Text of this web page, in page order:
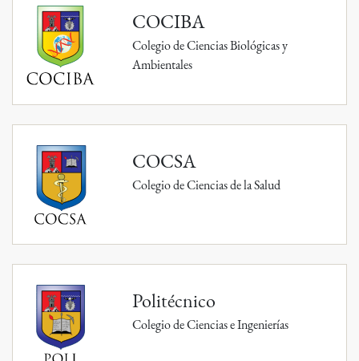
COCIBA
Colegio de Ciencias Biológicas y
Ambientales
COCSA
Colegio de Ciencias de la Salud
Politécnico
Colegio de Ciencias e Ingenierías